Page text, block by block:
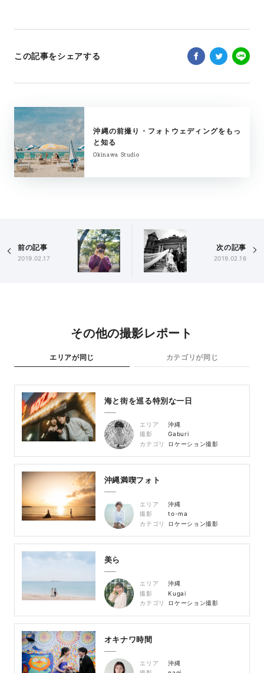
この記事をシェアする
沖縄の前撮り・フォトウェディングをもっ
と知る
Okinawa Studio
前の記事
2019.02.17
次の記事
2019.02.16
その他の撮影レポート
エリアが同じ カテゴリが同じ
海と街を巡る特別な一日
エリア
沖縄
撮影
Gaburi
カテゴリ
ロケーション撮影
沖縄満喫フォト
エリア
沖縄
撮影
to-ma
カテゴリ
ロケーション撮影
美ら
エリア
沖縄
撮影
Kugai
カテゴリ
ロケーション撮影
オキナワ時間
エリア
沖縄